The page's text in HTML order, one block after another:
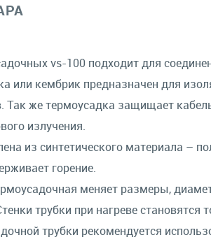
vs-100 подходит для
или кембрик предназначен для
Так же термоусадка защищает
излучения.
из синтетического материала –
горение.
меняет размеры,
трубки при нагреве становятся
трубки рекомендуется